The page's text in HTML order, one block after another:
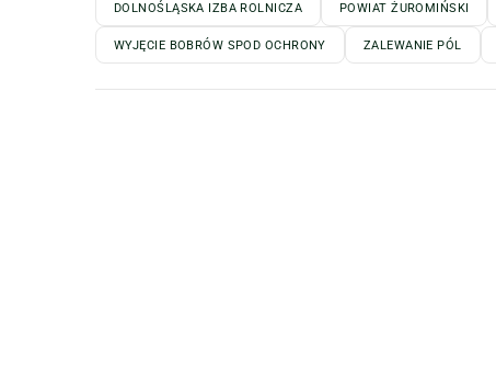
DOLNOŚLĄSKA IZBA ROLNICZA POWIAT ŻUROMIŃSKI
WYJĘCIE BOBRÓW SPOD OCHRONY ZALEWANIE PÓL